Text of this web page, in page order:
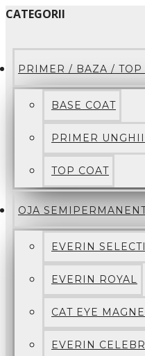
CATEGORII
PRIMER / BAZA / TOP
BASE COAT
PRIMER
TOP COAT
OJA
EVERIN
EVERIN ROYAL
CAT EYE
EVERIN